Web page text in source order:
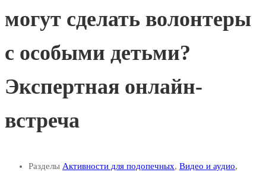
могут сделать волонтеры
с особыми детьми?
Экспертная онлайн-
встреча
Разделы Активности для подопечных, Видео и аудио,